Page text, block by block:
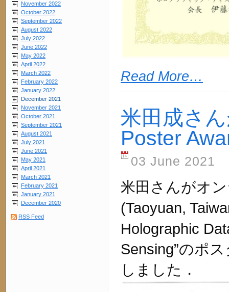
November 2022
October 2022
September 2022
August 2022
July 2022
June 2022
May 2022
April 2022
March 2022
February 2022
January 2022
December 2021
November 2021
October 2021
September 2021
August 2021
July 2021
June 2021
May 2021
April 2021
March 2021
February 2021
January 2021
December 2020
RSS Feed
Read More…
米田成さ
Poster
03 June 2021
米田さんがオ
(Taoyuan,
Holographic
Sensing”のポス
しました．